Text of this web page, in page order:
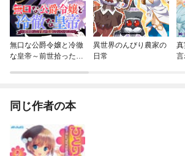
無口な公爵令嬢と冷徹
な皇帝～前世拾った子
異世界のんびり農家の
日常
真
言
同じ作者の本